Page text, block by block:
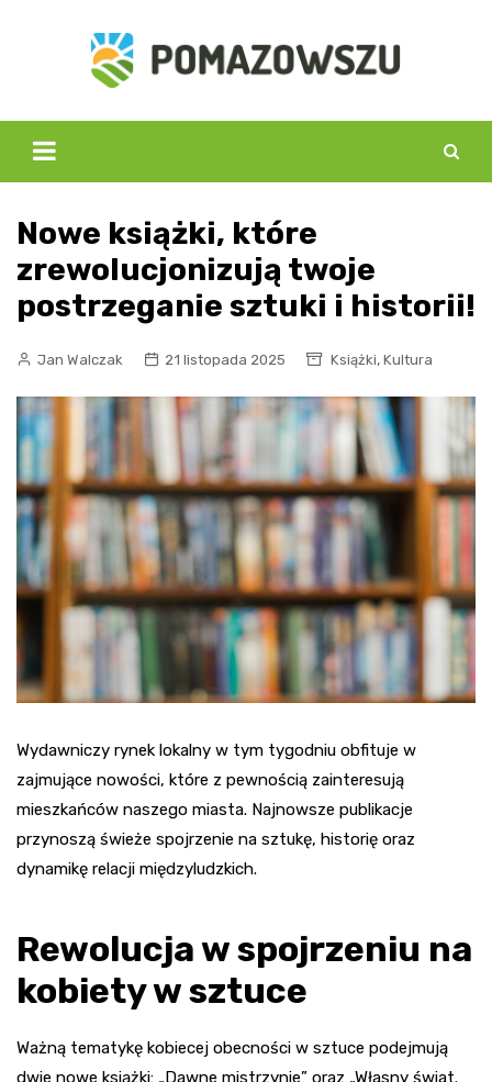
Nowe książki, które
zrewolucjonizują twoje
postrzeganie sztuki i historii!
Jan Walczak 21 listopada 2025 Książki, Kultura
Wydawniczy rynek lokalny w tym tygodniu obfituje w
zajmujące nowości, które z pewnością zainteresują
mieszkańców naszego miasta. Najnowsze publikacje
przynoszą świeże spojrzenie na sztukę, historię oraz
dynamikę relacji międzyludzkich.
Rewolucja w spojrzeniu na
kobiety w sztuce
Ważną tematykę kobiecej obecności w sztuce podejmują
dwie nowe książki: „Dawne mistrzynie” oraz „Własny świat.